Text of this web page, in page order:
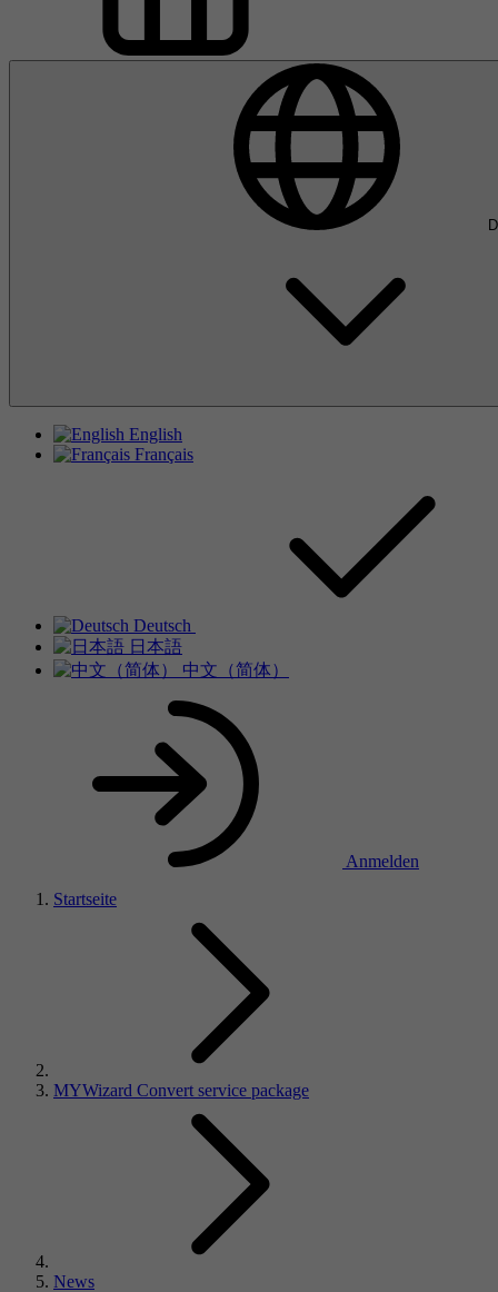
English
Français
Deutsch
日本語
中文（简体）
Anmelden
Startseite
MYWizard Convert service package
News